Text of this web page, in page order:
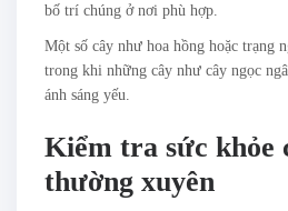
bố trí chúng ở nơi phù hợp.
Một số cây như hoa hồng hoặc trạng
trong khi những cây như cây ngọc
ánh sáng yếu.
Kiểm tra sức khỏe
thường xuyên